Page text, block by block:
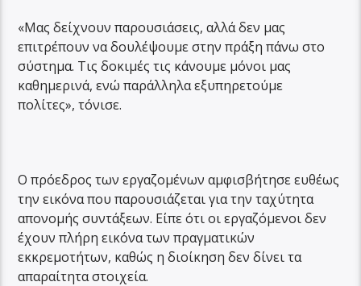
«Μας δείχνουν παρουσιάσεις, αλλά δεν μας
επιτρέπουν να δουλέψουμε στην πράξη πάνω στο
σύστημα. Τις δοκιμές τις κάνουμε μόνοι μας
καθημερινά, ενώ παράλληλα εξυπηρετούμε
πολίτες», τόνισε.
Ο πρόεδρος των εργαζομένων αμφισβήτησε ευθέως
την εικόνα που παρουσιάζεται για την ταχύτητα
απονομής συντάξεων. Είπε ότι οι εργαζόμενοι δεν
έχουν πλήρη εικόνα των πραγματικών
εκκρεμοτήτων, καθώς η διοίκηση δεν δίνει τα
απαραίτητα στοιχεία.